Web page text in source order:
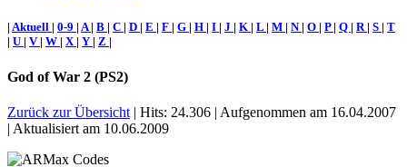
| Aktuell | 0-9 | A| B | C | D | E | F | G | H | I | J | K | L | M | N | O | P | Q | R | S | T
| U | V | W | X | Y | Z |
God of War 2 (PS2)
Zurück zur Übersicht| Hits: 24.306 | Aufgenommen am 16.04.2007
| Aktualisiert am 10.06.2009